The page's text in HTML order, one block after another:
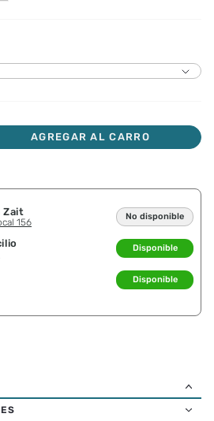
AGREGAR AL CARRO
Zait
156
No disponible
Disponible
Disponible